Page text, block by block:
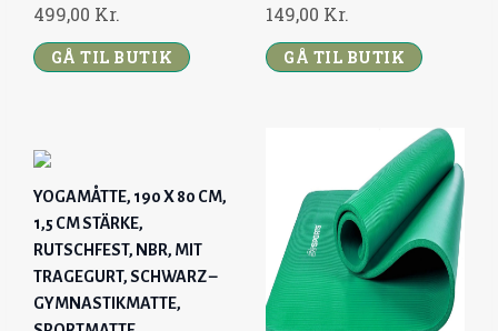
499,00 Kr.
GÅ TIL BUTIK
149,00 Kr.
GÅ TIL BUTIK
YOGAMÅTTE, 190 X 80 CM,
1,5 CM STÄRKE,
RUTSCHFEST, NBR, MIT
TRAGEGURT, SCHWARZ –
GYMNASTIKMATTE,